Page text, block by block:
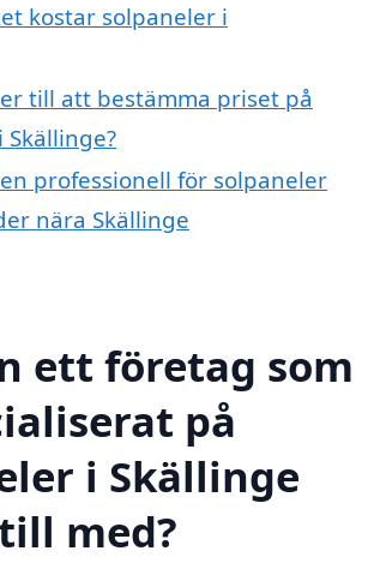
kostar solpaneler i
till att bestämma priset på
professionell för solpaneler
nära Skällinge
ett företag som
på
i Skällinge
med?